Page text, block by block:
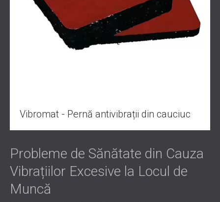
Vibromat - Pernă antivibrații din cauciuc
Probleme de Sănătate din Cauza
Vibrațiilor Excesive la Locul de
Muncă